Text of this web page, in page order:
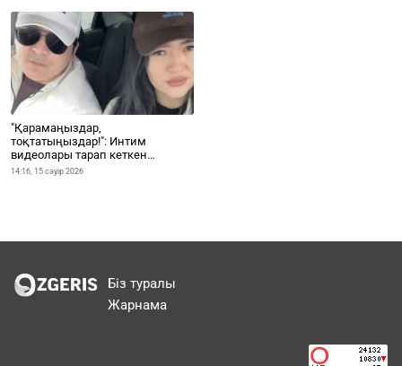
"Қарамаңыздар,
тоқтатыңыздар!": Интим
видеолары тарап кеткен
блогерлер жылап қалды
14:16, 15 сәуір 2026
Біз туралы
Жарнама